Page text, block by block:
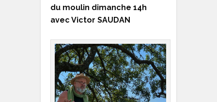
du moulin dimanche 14h
avec Victor SAUDAN